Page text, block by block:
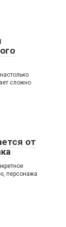
сложно
от
персонажа